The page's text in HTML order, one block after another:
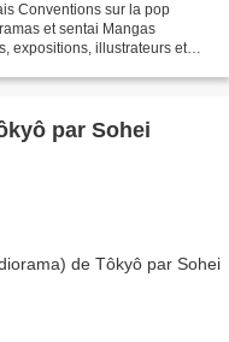
Conventions sur la pop
et sentai Mangas
expositions, illustrateurs et
par Sohei